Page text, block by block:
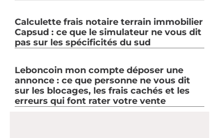
Calculette frais notaire terrain immobilier
Capsud : ce que le simulateur ne vous dit
pas sur les spécificités du sud
Leboncoin mon compte déposer une
annonce : ce que personne ne vous dit
sur les blocages, les frais cachés et les
erreurs qui font rater votre vente